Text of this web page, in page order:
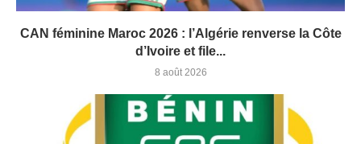
CAN féminine Maroc 2026 : l’Algérie renverse la Côte
d’Ivoire et file...
8 août 2026